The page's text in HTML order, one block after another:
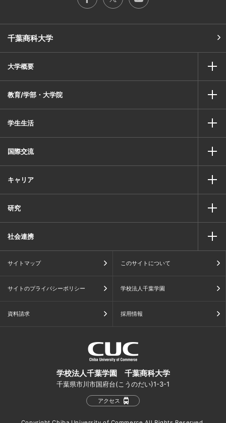
千葉商科大学
大学概要
教育/学部・大学院
学生生活
国際交流
キャリア
研究
社会連携
サイトマップ このサイトについて
サイトのプライバシーポリシー 学校法人千葉学園
資料請求 採用情報
学校法人千葉学園 千葉商科大学
千葉県市川市国府台(こうのだい)1-3-1
アクセス